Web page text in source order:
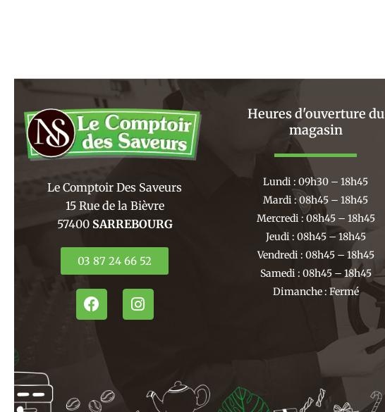
Le Comptoir Des Saveurs
15 Rue de la Bièvre
57400 SARREBOURG
03 87 24 66 52
F
a
k
I
n
Heures d'ouverture du
magasin
Lundi : 09h30 – 18h45
Mardi : 08h45 – 18h45
Mercredi : 08h45 – 18h45
Jeudi : 08h45 – 18h45
Vendredi : 08h45 – 18h45
Samedi : 08h45 – 18h45
Dimanche : Fermé